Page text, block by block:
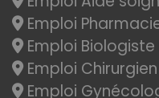
Emploi
Emploi
Emploi Chirurgien
Emploi